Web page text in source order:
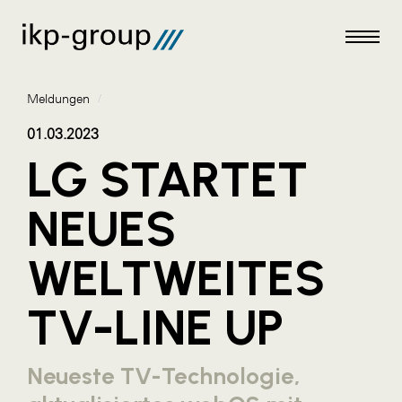
Meldungen
AKTUELLES
ACO
ALEX Krems
Amazon Web Services
Meldungen /
01.03.2023
LG STARTET
NEUES
WELTWEITES
TV-LINE UP
Neueste TV-Technologie,